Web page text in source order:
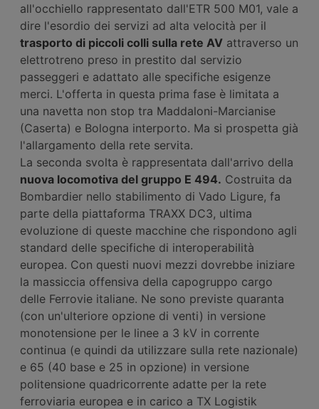
all'occhiello rappresentato dall'ETR 500 M01, vale a
dire l'esordio dei servizi ad alta velocità per il
trasporto di piccoli colli sulla rete AV attraverso un
elettrotreno preso in prestito dal servizio
passeggeri e adattato alle specifiche esigenze
merci. L'offerta in questa prima fase è limitata a
una navetta non stop tra Maddaloni-Marcianise
(Caserta) e Bologna interporto. Ma si prospetta già
l'allargamento della rete servita.
La seconda svolta è rappresentata dall'arrivo della
nuova locomotiva del gruppo E 494. Costruita da
Bombardier nello stabilimento di Vado Ligure, fa
parte della piattaforma TRAXX DC3, ultima
evoluzione di queste macchine che rispondono agli
standard delle specifiche di interoperabilità
europea. Con questi nuovi mezzi dovrebbe iniziare
la massiccia offensiva della capogruppo cargo
delle Ferrovie italiane. Ne sono previste quaranta
(con un'ulteriore opzione di venti) in versione
monotensione per le linee a 3 kV in corrente
continua (e quindi da utilizzare sulla rete nazionale)
e 65 (40 base e 25 in opzione) in versione
politensione quadricorrente adatte per la rete
ferroviaria europea e in carico a TX Logistik